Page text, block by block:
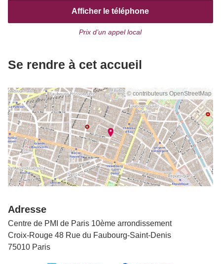
Afficher le téléphone
Prix d’un appel local
Se rendre à cet accueil
© contributeurs OpenStreetMap
Adresse
Centre de PMI de Paris 10ème arrondissement
Croix-Rouge 48 Rue du Faubourg-Saint-Denis
75010 Paris